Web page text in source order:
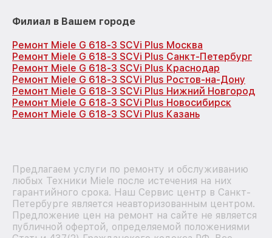
Филиал в Вашем городе
Ремонт Miele G 618-3 SCVi Plus Москва
Ремонт Miele G 618-3 SCVi Plus Санкт-Петербург
Ремонт Miele G 618-3 SCVi Plus Краснодар
Ремонт Miele G 618-3 SCVi Plus Ростов-на-Дону
Ремонт Miele G 618-3 SCVi Plus Нижний Новгород
Ремонт Miele G 618-3 SCVi Plus Новосибирск
Ремонт Miele G 618-3 SCVi Plus Казань
Предлагаем услуги по ремонту и обслуживанию
любых Техники Miele после истечения на них
гарантийного срока. Наш Сервис центр в Санкт-
Петербурге является неавторизованным центром.
Предложение цен на ремонт на сайте не является
публичной офертой, определяемой положениями